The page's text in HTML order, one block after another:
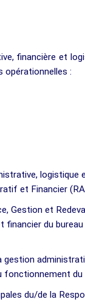
financière et
opérationnelles :
logistique
et Financier
Gestion et
du
gestion
du
du/de la